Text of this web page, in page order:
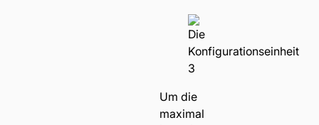
Um die
maximal